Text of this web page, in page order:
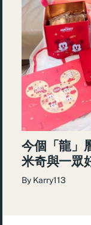
今個「龍」
米奇與一眾
By Karry113